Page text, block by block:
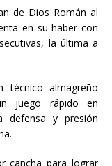
de Dios Román al
en su haber con
la última a
técnico almagreño
juego rápido en
defensa y presión
cancha para lograr